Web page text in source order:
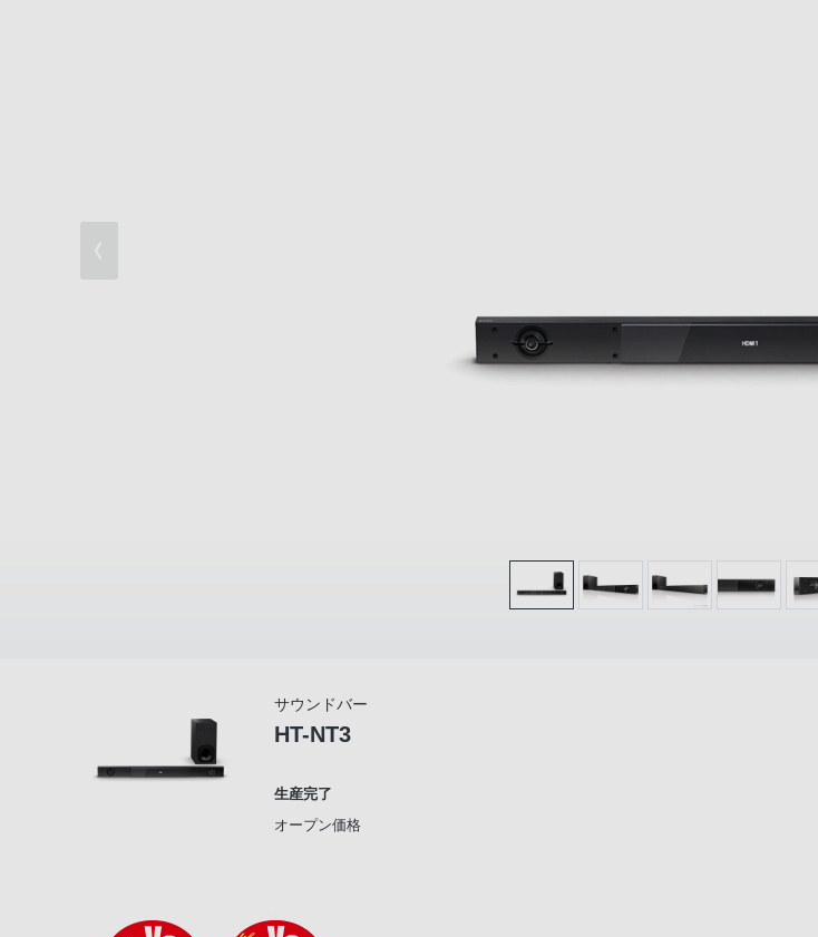
サウンドバー
HT-NT3
生産完了
オープン価格